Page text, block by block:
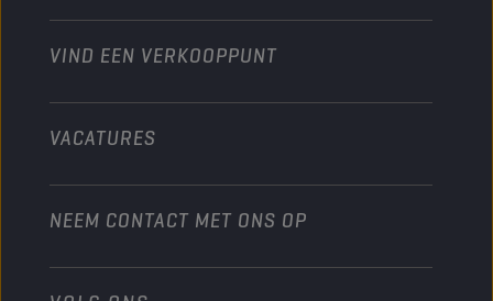
Industrie
Scheepvaart
VIND EEN VERKOOPPUNT
VACATURES
NEEM CONTACT MET ONS OP